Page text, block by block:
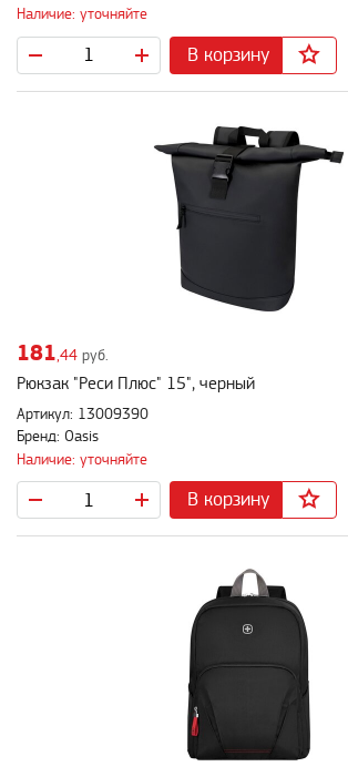
Наличие: уточняйте
В корзину
181 ,44 руб.
Рюкзак "Реси Плюс" 15", черный
Артикул: 13009390
Бренд: Oasis
Наличие: уточняйте
В корзину